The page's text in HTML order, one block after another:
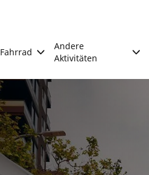
Fahrrad
Andere
Aktivitäten